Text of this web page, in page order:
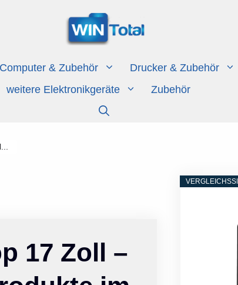
Computer & Zubehör Drucker & Zubehör
weitere Elektronikgeräte
Zubehör
17 Zoll –